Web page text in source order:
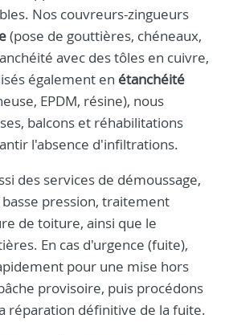
Nos couvreurs-zingueurs
(pose de gouttières, chéneaux,
avec des tôles en cuivre,
également en étanchéité
EPDM, résine), nous
balcons et réhabilitations
l'absence d'infiltrations.
des services de démoussage,
pression, traitement
de toiture, ainsi que le
En cas d'urgence (fuite),
pour une mise hors
provisoire, puis procédons
réparation définitive de la fuite.